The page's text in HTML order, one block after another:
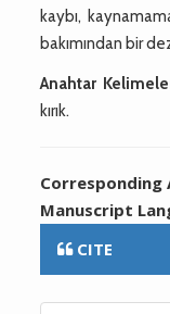
kaybı,
bakımından bir
Anahtar
kırık.
Manuscript
CITE